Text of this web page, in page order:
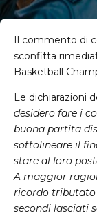
Il commento di
sconfitta
Basketball
Le dichiarazioni
desidero fare i
buona partita
sottolineare il
stare al loro
A maggior
ricordo tributato
secondi lasciati